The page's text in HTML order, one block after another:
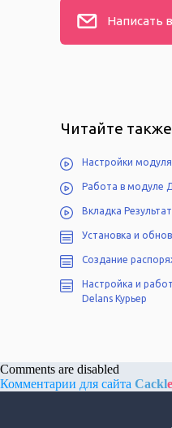
Написать
Читайте также
Настройки
Работа в модуле
Создание
Вкладка
Настройка и
Delans Курьер
Установка и
Comments are disabled
Комментарии для сайта Cackle